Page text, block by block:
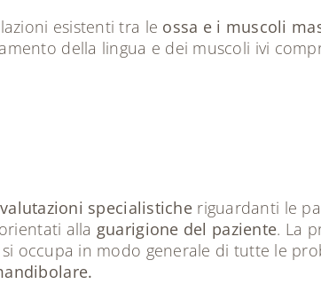
esistenti tra le ossa e i muscoli
della lingua e dei muscoli ivi
valutazioni specialistiche riguardanti le
alla guarigione del paziente. La
occupa in modo generale di tutte le